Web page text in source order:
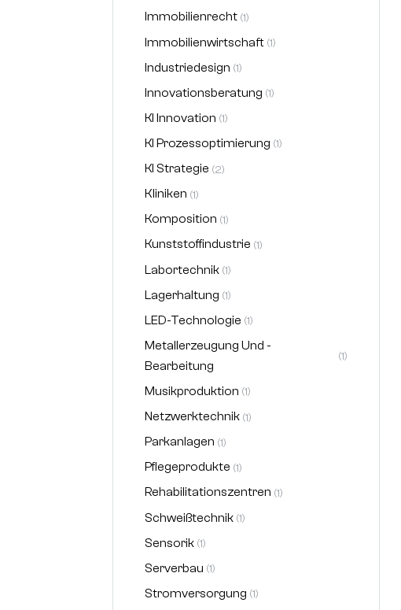
Immobilienrecht (1)
Immobilienwirtschaft (1)
Industriedesign (1)
Innovationsberatung (1)
KI Innovation (1)
KI Prozessoptimierung (1)
KI Strategie (2)
Kliniken (1)
Komposition (1)
Kunststoffindustrie (1)
Labortechnik (1)
Lagerhaltung (1)
LED-Technologie (1)
Metallerzeugung Und -
Bearbeitung
(1)
Musikproduktion (1)
Netzwerktechnik (1)
Parkanlagen (1)
Pflegeprodukte (1)
Rehabilitationszentren (1)
Schweißtechnik (1)
Sensorik (1)
Serverbau (1)
Stromversorgung (1)